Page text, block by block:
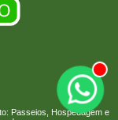
Passeios, Hospedagem e